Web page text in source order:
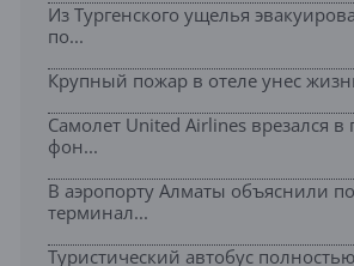
Из Тургенского ущелья
по...
Крупный пожар в отеле унес
Самолет United Airlines врезался в
фон...
В аэропорту Алматы объяснили
терминал...
Туристический автобус